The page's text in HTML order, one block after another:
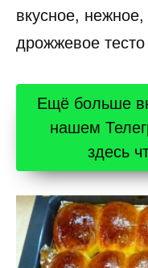
вкусное,
дрожжевое
Ещё больше
нашем
здесь